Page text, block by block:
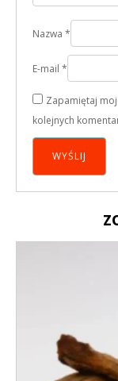
Nazwa *
E-mail *
Zapamiętaj
kolejnych